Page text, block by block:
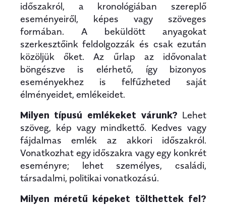
időszakról, a kronológiában szereplő
eseményeiről, képes vagy szöveges
formában. A beküldött anyagokat
szerkesztőink feldolgozzák és csak ezután
közöljük őket. Az űrlap az idővonalat
böngészve is elérhető, így bizonyos
eseményekhez is felfűzheted saját
élményeidet, emlékeidet.
Milyen típusú emlékeket várunk? Lehet
szöveg, kép vagy mindkettő. Kedves vagy
fájdalmas emlék az akkori időszakról.
Vonatkozhat egy időszakra vagy egy konkrét
eseményre; lehet személyes, családi,
társadalmi, politikai vonatkozású.
Milyen méretű képeket tölthettek fel?